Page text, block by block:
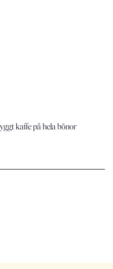
kaffe på hela bönor